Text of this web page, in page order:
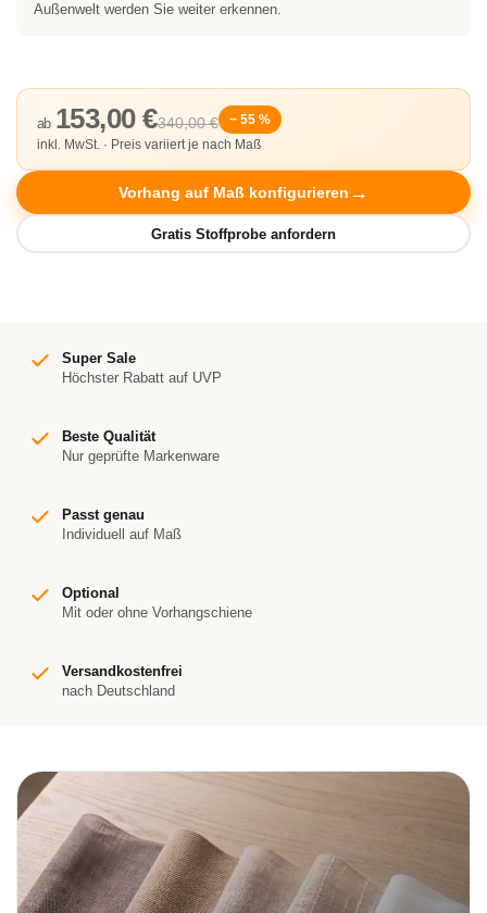
Außenwelt werden Sie weiter erkennen.
340,00 €
ab 153,00 €
− 55 %
inkl. MwSt. · Preis variiert je nach Maß
Vorhang auf Maß konfigurieren
Super Sale
Höchster Rabatt auf UVP
Beste Qualität
Nur geprüfte Markenware
Passt genau
Individuell auf Maß
Optional
Mit oder ohne Vorhangschiene
Versandkostenfrei
nach Deutschland